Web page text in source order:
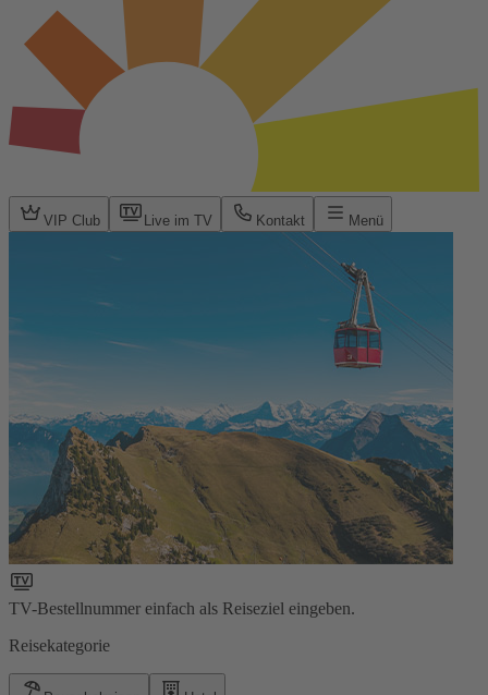
VIP Club Live im TV Kontakt Menü
TV-Bestellnummer einfach als Reiseziel eingeben.
Reisekategorie